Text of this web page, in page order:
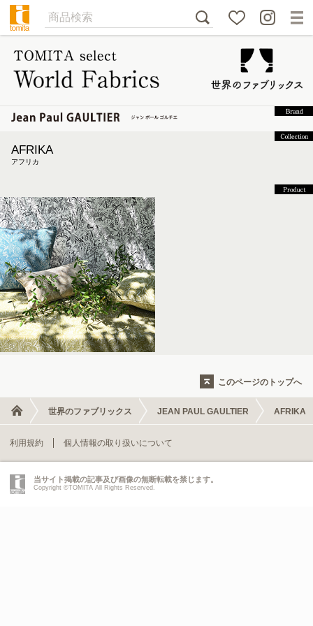
AFRIKA
アフリカ
このページのトップへ
世界のファブリックス JEAN PAUL GAULTIER AFRIKA
利用規約 個人情報の取り扱いについて
当サイト掲載の記事及び画像の無断転載を禁じます。
Copyright ©TOMITA All Rights Reserved.